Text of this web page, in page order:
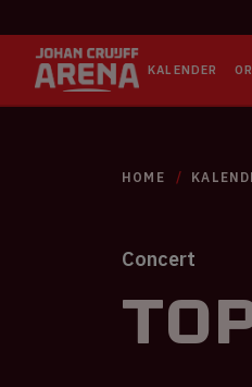
KALENDER
HOME
Concert